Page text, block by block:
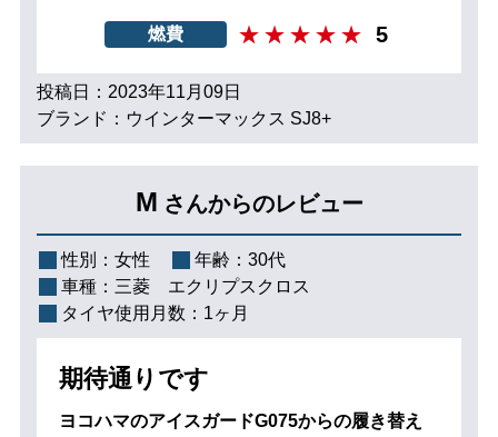
燃費 5
投稿日：2023年11月09日
ブランド：ウインターマックス SJ8+
M さんからのレビュー
性別： 女性 年齢： 30代
車種： 三菱 エクリプスクロス
タイヤ使用月数： 1ヶ月
期待通りです
ヨコハマのアイスガードG075からの履き替え